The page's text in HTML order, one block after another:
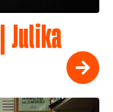
Julika